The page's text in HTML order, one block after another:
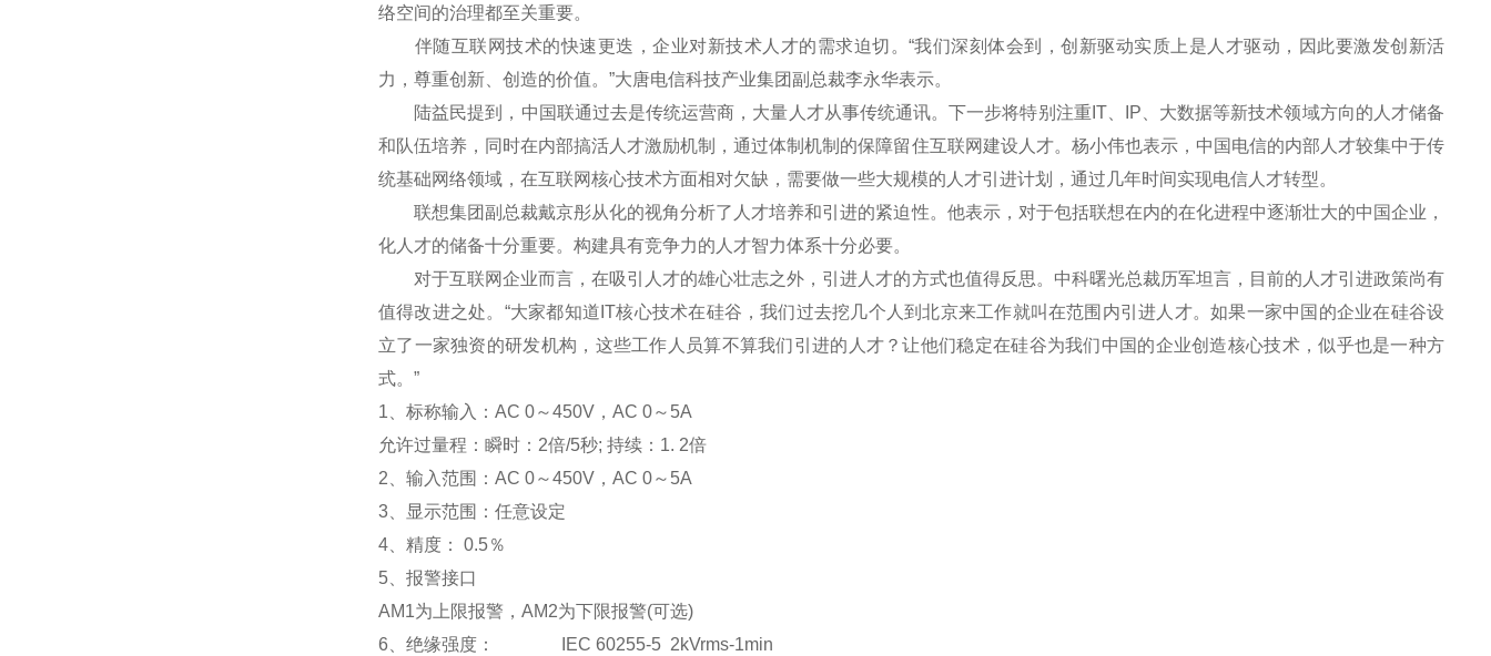
络空间的治理都至关重要。
伴随互联网技术的快速更迭，企业对新技术人才的需求迫切。“我们深刻体会到，创新驱动实质上是人才驱动，因此要激发创新活
力，尊重创新、创造的价值。”大唐电信科技产业集团副总裁李永华表示。
陆益民提到，中国联通过去是传统运营商，大量人才从事传统通讯。下一步将特别注重IT、IP、大数据等新技术领域方向的人才储备
和队伍培养，同时在内部搞活人才激励机制，通过体制机制的保障留住互联网建设人才。杨小伟也表示，中国电信的内部人才较集中于传
统基础网络领域，在互联网核心技术方面相对欠缺，需要做一些大规模的人才引进计划，通过几年时间实现电信人才转型。
联想集团副总裁戴京彤从化的视角分析了人才培养和引进的紧迫性。他表示，对于包括联想在内的在化进程中逐渐壮大的中国企业，
化人才的储备十分重要。构建具有竞争力的人才智力体系十分必要。
对于互联网企业而言，在吸引人才的雄心壮志之外，引进人才的方式也值得反思。中科曙光总裁历军坦言，目前的人才引进政策尚有
值得改进之处。“大家都知道IT核心技术在硅谷，我们过去挖几个人到北京来工作就叫在范围内引进人才。如果一家中国的企业在硅谷设
立了一家独资的研发机构，这些工作人员算不算我们引进的人才？让他们稳定在硅谷为我们中国的企业创造核心技术，似乎也是一种方
式。”
1 、标称输入：AC 0～450V ，AC 0～5A
允许过量程：瞬时：2倍/5秒; 持续：1. 2倍
2 、输入范围：AC 0～450V ，AC 0～5A
3
显示范围： 任意设定
4 、精度： 0.5％
5
报警接口
AM1为上限报警，AM2为下限报警(可选)
6
绝缘强度： IEC 60255-5 2kVrms-1min